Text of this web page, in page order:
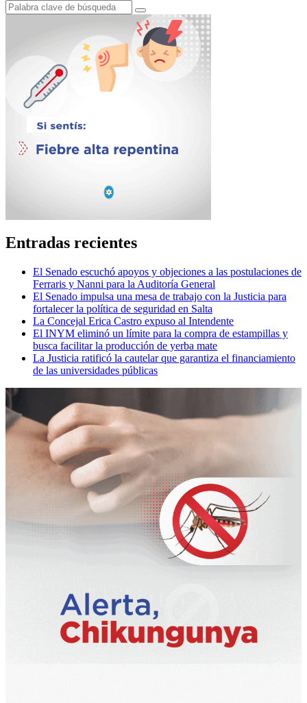
Entradas recientes
El Senado escuchó apoyos y objeciones a las postulaciones de
Ferraris y Nanni para la Auditoría General
El Senado impulsa una mesa de trabajo con la Justicia para
fortalecer la política de seguridad en Salta
La Concejal Erica Castro expuso al Intendente
El INYM eliminó un límite para la compra de estampillas y
busca facilitar la producción de yerba mate
La Justicia ratificó la cautelar que garantiza el financiamiento
de las universidades públicas